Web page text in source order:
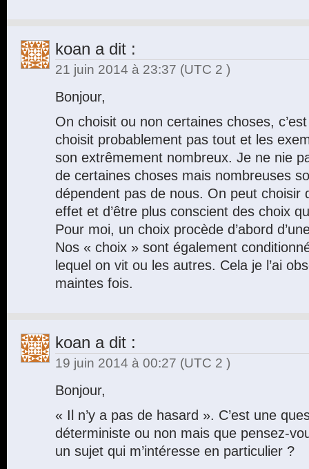
koan a dit :
21 juin 2014 à 23:37 (UTC 2 )
Bonjour,
On choisit ou non certaines choses,
choisit probablement pas tout et les
son extrêmement nombreux. Je ne nie
de certaines choses mais nombreuses
dépendent pas de nous. On peut choisir
effet et d’être plus conscient des choix
Pour moi, un choix procède d’abord
Nos « choix » sont également
lequel on vit ou les autres. Cela je l’ai
maintes fois.
koan a dit :
19 juin 2014 à 00:27 (UTC 2 )
Bonjour,
« Il n’y a pas de hasard ». C’est une
déterministe ou non mais que pensez-
un sujet qui m’intéresse en particulier ?